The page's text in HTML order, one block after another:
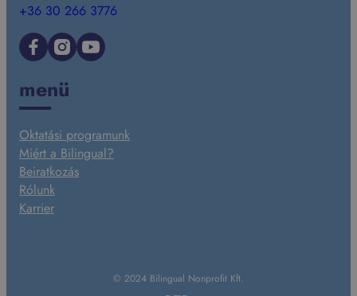
+36 30 266 3776
Facebook Instagram YouTube
menü
Oktatási programunk
Miért a Bilingual?
Beiratkozás
Rólunk
Karrier
© 2024 Bilingual Nonprofit Kft.